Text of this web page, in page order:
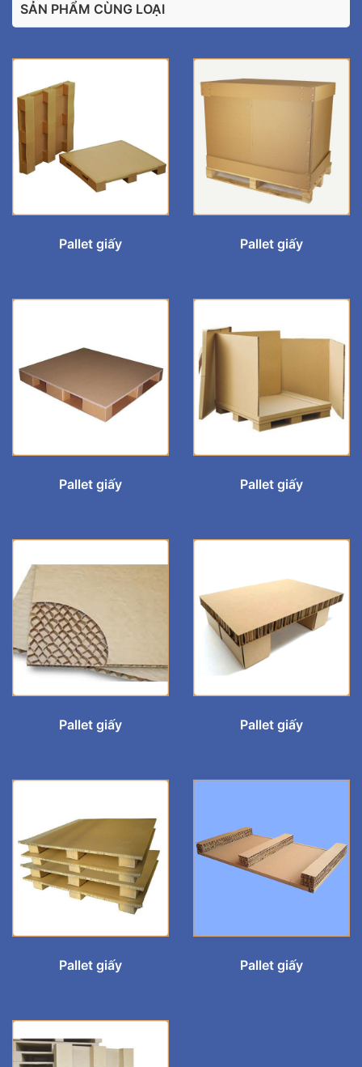
SẢN PHẨM CÙNG LOẠI
Pallet giấy Pallet giấy
Pallet giấy Pallet giấy
Pallet giấy Pallet giấy
Pallet giấy Pallet giấy